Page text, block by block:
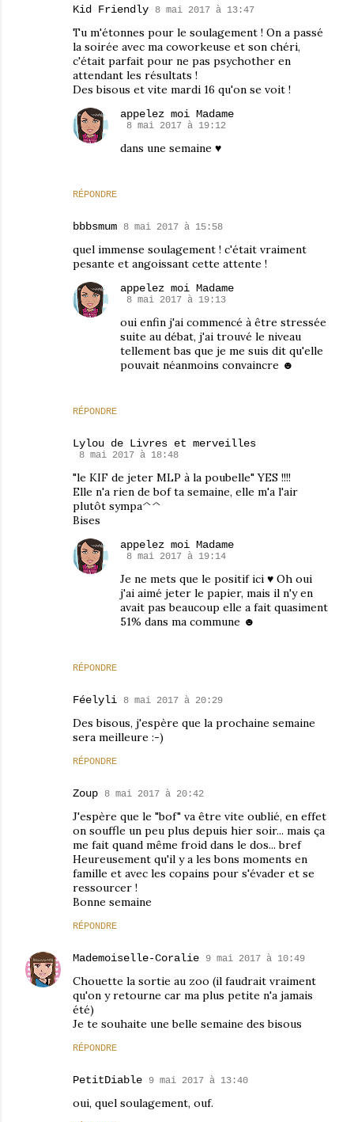
Kid Friendly 8 mai 2017 à 13:47
Tu m'étonnes pour le soulagement ! On a passé
la soirée avec ma coworkeuse et son chéri,
c'était parfait pour ne pas psychother en
attendant les résultats !
Des bisous et vite mardi 16 qu'on se voit !
RÉPONDRE
appelez moi Madame
8 mai 2017 à 19:12
dans une semaine ♥
bbbsmum 8 mai 2017 à 15:58
quel immense soulagement ! c'était vraiment
pesante et angoissant cette attente !
RÉPONDRE
appelez moi Madame
8 mai 2017 à 19:13
oui enfin j'ai commencé à être stressée
suite au débat, j'ai trouvé le niveau
tellement bas que je me suis dit qu'elle
pouvait néanmoins convaincre ☻
Lylou de Livres et merveilles
8 mai 2017 à 18:48
"le KIF de jeter MLP à la poubelle" YES !!!!
Elle n'a rien de bof ta semaine, elle m'a l'air
plutôt sympa^^
Bises
RÉPONDRE
appelez moi Madame
8 mai 2017 à 19:14
Je ne mets que le positif ici ♥ Oh oui
j'ai aimé jeter le papier, mais il n'y en
avait pas beaucoup elle a fait quasiment
51% dans ma commune ☻
Féelyli 8 mai 2017 à 20:29
Des bisous, j'espère que la prochaine semaine
sera meilleure :-)
RÉPONDRE
Zoup 8 mai 2017 à 20:42
J'espère que le "bof" va être vite oublié, en effet
on souffle un peu plus depuis hier soir... mais ça
me fait quand même froid dans le dos... bref
Heureusement qu'il y a les bons moments en
famille et avec les copains pour s'évader et se
ressourcer !
Bonne semaine
RÉPONDRE
Mademoiselle-Coralie 9 mai 2017 à 10:49
Chouette la sortie au zoo (il faudrait vraiment
qu'on y retourne car ma plus petite n'a jamais
été)
Je te souhaite une belle semaine des bisous
RÉPONDRE
PetitDiable 9 mai 2017 à 13:40
oui, quel soulagement, ouf.